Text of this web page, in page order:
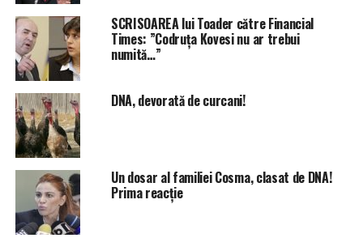
SCRISOAREA lui Toader către Financial
Times: ”Codruța Kovesi nu ar trebui
numită…”
DNA, devorată de curcani!
Un dosar al familiei Cosma, clasat de DNA!
Prima reacție